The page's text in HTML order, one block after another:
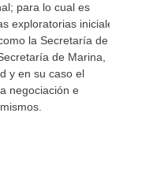
para lo cual es
exploratorias iniciales
la Secretaría de la
de Marina,
y en su caso el
negociación e